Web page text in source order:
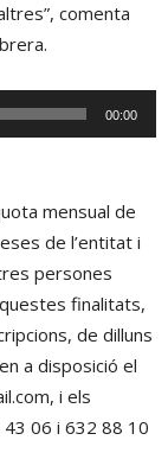
comenta
00:00
mensual de
de l’entitat i
persones
finalitats,
de dilluns
a disposició el
i els
06 i 632 88 10